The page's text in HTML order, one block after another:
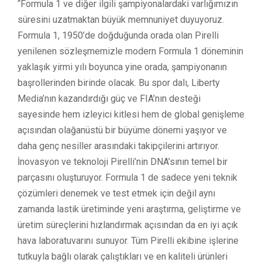
“Formula 1 ve diğer ilgili şampiyonalardaki varlığımızın
süresini uzatmaktan büyük memnuniyet duyuyoruz.
Formula 1, 1950’de doğduğunda orada olan Pirelli
yenilenen sözleşmemizle modern Formula 1 döneminin
yaklaşık yirmi yılı boyunca yine orada, şampiyonanın
başrollerinden birinde olacak. Bu spor dalı, Liberty
Media’nın kazandırdığı güç ve FIA’nın desteği
sayesinde hem izleyici kitlesi hem de global genişleme
açısından olağanüstü bir büyüme dönemi yaşıyor ve
daha genç nesiller arasındaki takipçilerini artırıyor.
İnovasyon ve teknoloji Pirelli’nin DNA’sının temel bir
parçasını oluşturuyor. Formula 1 de sadece yeni teknik
çözümleri denemek ve test etmek için değil aynı
zamanda lastik üretiminde yeni araştırma, geliştirme ve
üretim süreçlerini hızlandırmak açısından da en iyi açık
hava laboratuvarını sunuyor. Tüm Pirelli ekibine işlerine
tutkuyla bağlı olarak çalıştıkları ve en kaliteli ürünleri